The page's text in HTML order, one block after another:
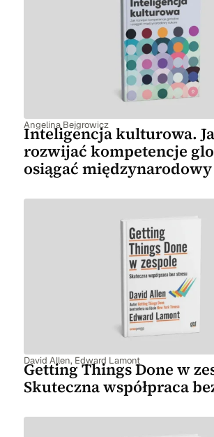
Angelina Bejgrowicz
Inteligencja kulturowa.
rozwijać kompetencje
osiągać
David Allen, Edward Lamont
Getting Things Done w
Skuteczna współpraca